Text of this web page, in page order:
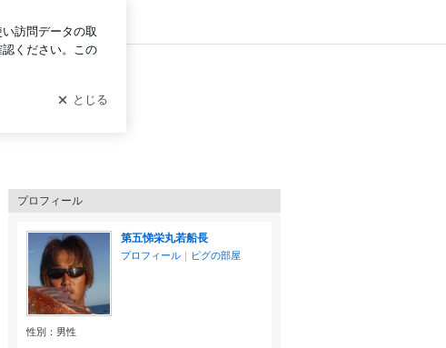
ログイン
プロフィール
第五悌栄丸若船長
プロフィール ｜ ピグの部屋
性別： 男性